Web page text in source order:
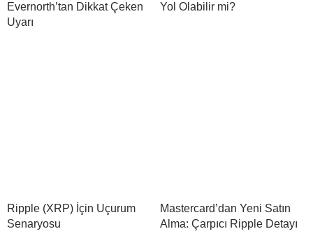
Evernorth’tan Dikkat Çeken
Uyarı
Yol Olabilir mi?
Ripple (XRP) İçin Uçurum
Senaryosu
Mastercard’dan Yeni Satın
Alma: Çarpıcı Ripple Detayı